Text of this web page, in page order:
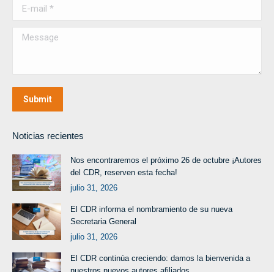
Message
Submit
Noticias recientes
Nos encontraremos el próximo 26 de octubre ¡Autores
del CDR, reserven esta fecha!
julio 31, 2026
El CDR informa el nombramiento de su nueva
Secretaria General
julio 31, 2026
El CDR continúa creciendo: damos la bienvenida a